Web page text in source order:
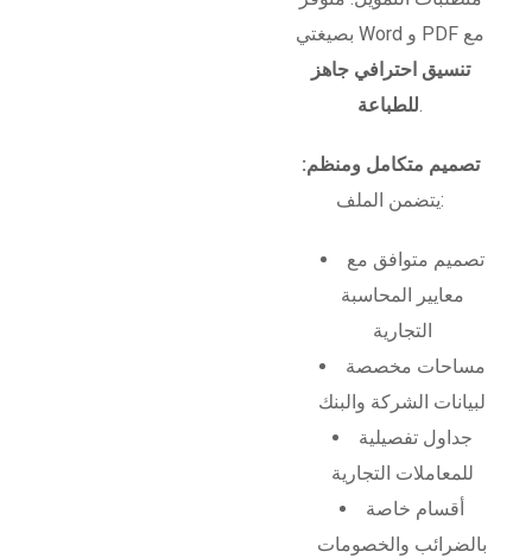
بصيغتي Word و PDF مع
تنسيق احترافي جاهز
للطباعة.
تصميم متكامل ومنظم:
يتضمن الملف:
تصميم متوافق مع
معايير المحاسبة
التجارية
مساحات مخصصة
لبيانات الشركة والبنك
جداول تفصيلية
للمعاملات التجارية
أقسام خاصة
بالضرائب والخصومات